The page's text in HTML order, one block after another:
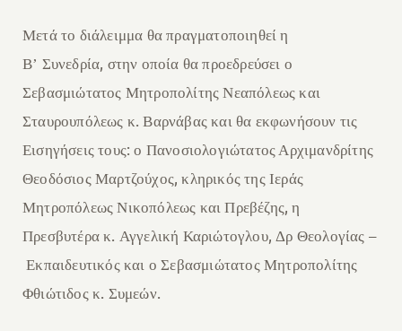
Μετά το διάλειμμα θα πραγματοποιηθεί η
Β’ Συνεδρία, στην οποία θα προεδρεύσει ο
Σεβασμιώτατος Μητροπολίτης Νεαπόλεως και
Σταυρουπόλεως κ.Βαρνάβας και θα εκφωνήσουν τις
Εισηγήσεις τους:ο ΠανοσιολογιώτατοςΑρχιμανδρίτης
Θεοδόσιος Μαρτζούχος,κληρικός της Ιεράς
Μητροπόλεως Νικοπόλεως και Πρεβέζης,η
Πρεσβυτέρα κ. Αγγελική Καριώτογλου, Δρ Θεολογίας –
Εκπαιδευτικός και οΣεβασμιώτατοςΜητροπολίτης
Φθιώτιδος κ. Συμεών.